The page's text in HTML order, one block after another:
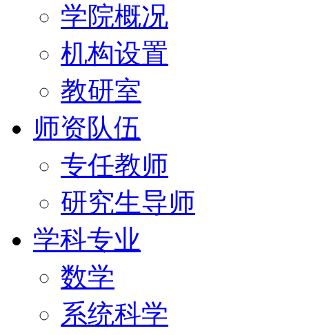
学院概况
机构设置
教研室
师资队伍
专任教师
研究生导师
学科专业
数学
系统科学